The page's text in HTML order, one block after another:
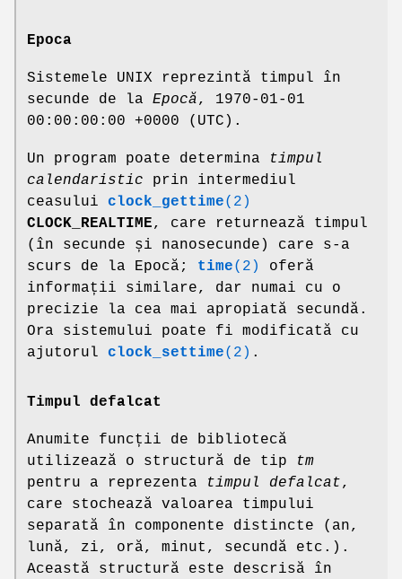
Epoca
Sistemele UNIX reprezintă timpul în
secunde de la Epocă, 1970-01-01
00:00:00:00 +0000 (UTC).
Un program poate determina
timpul
calendaristic prin intermediul
ceasului clock_gettime(2)
CLOCK_REALTIME, care returnează timpul
(în secunde și nanosecunde) care s-a
scurs de la Epocă; time(2)
oferă
informații similare, dar numai cu o
precizie la cea mai apropiată secundă.
Ora sistemului poate fi modificată cu
ajutorul clock_settime(2) .
Timpul defalcat
Anumite funcții de bibliotecă
utilizează o structură de tip
tm
pentru a reprezenta
timpul defalcat,
care stochează valoarea timpului
separată în componente distincte (an,
lună, zi, oră, minut, secundă etc.).
Această structură este descrisă în